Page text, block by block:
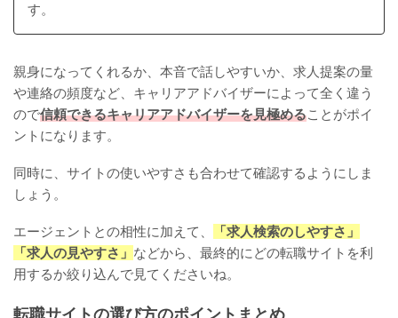
す。
親身になってくれるか、本音で話しやすいか、求人提案の量
や連絡の頻度など、キャリアアドバイザーによって全く違う
ので信頼できるキャリアアドバイザーを見極めることがポイ
ントになります。
同時に、サイトの使いやすさも合わせて確認するようにしま
しょう。
エージェントとの相性に加えて、
「求人検索のしやすさ」
「求人の見やすさ」 などから、最終的にどの転職サイトを利
用するか絞り込んで見てくださいね。